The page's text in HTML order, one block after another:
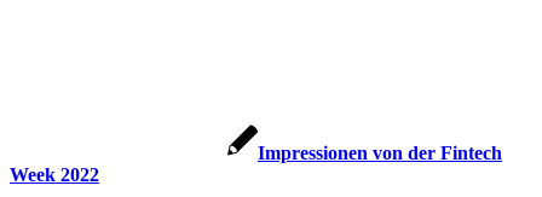
Impressionen von der Fintech
Week 2022